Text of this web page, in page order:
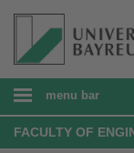
menu bar
FACULTY OF